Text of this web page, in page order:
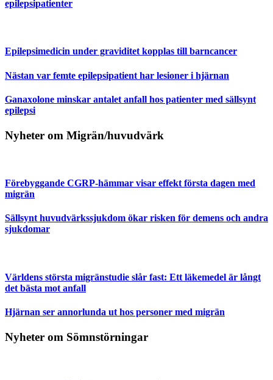
epilepsipatienter
Epilepsimedicin under graviditet kopplas till barncancer
Nästan var femte epilepsipatient har lesioner i hjärnan
Ganaxolone minskar antalet anfall hos patienter med sällsynt
epilepsi
Nyheter om Migrän/huvudvärk
Förebyggande CGRP-hämmar visar effekt första dagen med
migrän
Sällsynt huvudvärkssjukdom ökar risken för demens och andra
sjukdomar
Världens största migränstudie slår fast: Ett läkemedel är långt
det bästa mot anfall
Hjärnan ser annorlunda ut hos personer med migrän
Nyheter om Sömnstörningar